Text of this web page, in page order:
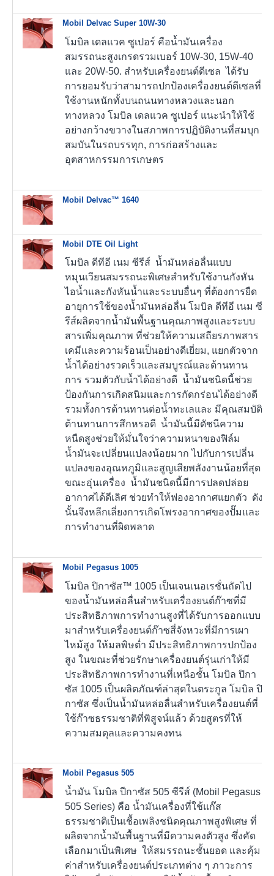
Mobil Delvac Super 10W-30
โมบิล เดลแวค ซูเปอร์ คือน้ำมันเครื่อง
สมรรถนะสูงเกรดรวมเบอร์ 10W-30, 15W-40
และ 20W-50. สำหรับเครื่องยนต์ดีเซล ได้รับ
การยอมรับว่าสามารถปกป้องเครื่องยนต์ดีเซลที่
ใช้งานหนักทั้งบนถนนทางหลวงและนอก
ทางหลวง โมบิล เดลแวค ซูเปอร์ แนะนำให้ใช้
อย่างกว้างขวางในสภาพการปฏิบัติงานที่สมบุก
สมบันในรถบรรทุก, การก่อสร้างและ
อุตสาหกรรมการเกษตร
Mobil Delvac™ 1640
Mobil DTE Oil Light
โมบิล ดีทีอี เนม ซีรีส์ น้ำมันหล่อลื่นแบบ
หมุนเวียนสมรรถนะพิเศษสำหรับใช้งานกังหัน
ไอน้ำและกังหันน้ำและระบบอื่นๆ ที่ต้องการยืด
อายุการใช้ของน้ำมันหล่อลื่น โมบิล ดีทีอี เนม ซี
รีส์ผลิตจากน้ำมันพื้นฐานคุณภาพสูงและระบบ
สารเพิ่มคุณภาพ ที่ช่วยให้ความเสถียรภาพสาร
เคมีและความร้อนเป็นอย่างดีเยี่ยม, แยกตัวจาก
น้ำได้อย่างรวดเร็วและสมบูรณ์และต้านทาน
การ รวมตัวกับน้ำได้อย่างดี น้ำมันชนิดนี้ช่วย
ป้องกันการเกิดสนิมและการกัดกร่อนได้อย่างดี
รวมทั้งการต้านทานต่อน้ำทะเลและ มีคุณสมบัติ
ต้านทานการสึกหรอดี น้ำมันนี้มีดัชนีความ
หนืดสูงช่วยให้มั่นใจว่าความหนาของฟิล์ม
น้ำมันจะเปลี่ยนแปลงน้อยมาก ไปกับการเปลี่น
แปลงของอุณหภูมิและสูญเสียพลังงานน้อยที่สุด
ขณะอุ่นเครื่อง น้ำมันชนิดนี้มีการปลดปล่อย
อากาศได้ดีเลิศ ช่วยทำให้ฟองอากาศแยกตัว ดัง
นั้นจึงหลีกเลี่ยงการเกิดโพรงอากาศของปั๊มและ
การทำงานที่ผิดพลาด
Mobil Pegasus 1005
โมบิล ปิกาซัส™ 1005 เป็นเจนเนอเรชั่นถัดไป
ของน้ำมันหล่อลื่นสำหรับเครื่องยนต์ก๊าซที่มี
ประสิทธิภาพการทำงานสูงที่ได้รับการออกแบบ
มาสำหรับเครื่องยนต์ก๊าซสี่จังหวะที่มีการเผา
ไหม้สูง ให้มลพิษต่ำ มีประสิทธิภาพการปกป้อง
สูง ในขณะที่ช่วยรักษาเครื่องยนต์รุ่นเก่าให้มี
ประสิทธิภาพการทำงานที่เหนือชั้น โมบิล ปิกา
ซัส 1005 เป็นผลิตภัณฑ์ล่าสุดในตระกูล โมบิล ปิ
กาซัส ซึ่งเป็นน้ำมันหล่อลื่นสำหรับเครื่องยนต์ที่
ใช้ก๊าซธรรมชาติที่พิสูจน์แล้ว ด้วยสูตรที่ให้
ความสมดุลและความคงทน
Mobil Pegasus 505
น้ำมัน โมบิล ปีกาซัส 505 ซีรีส์ (Mobil Pegasus
505 Series) คือ น้ำมันเครื่องที่ใช้แก๊ส
ธรรมชาติเป็นเชื้อเพลิงชนิดคุณภาพสูงพิเศษ ที่
ผลิตจากน้ำมันพื้นฐานที่มีความคงตัวสูง ซึ่งคัด
เลือกมาเป็นพิเศษ ให้สมรรถนะชั้นยอด และคุ้ม
ค่าสำหรับเครื่องยนต์ประเภทต่าง ๆ ภาวะการ